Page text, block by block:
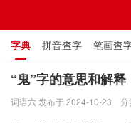
字典 拼音查字 笔画查
通用规范汉字表 叠字大全
“鬼”字的意思和解
词语六 发布于 2024-10-23 分